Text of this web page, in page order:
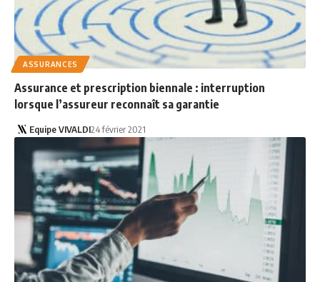
ASSURANCES
Assurance et prescription biennale : interruption
lorsque l’assureur reconnaît sa garantie
Equipe VIVALDI24 février 2021